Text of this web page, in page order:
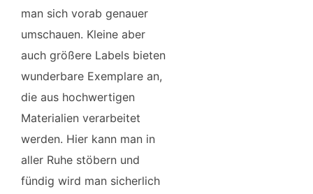
man sich vorab genauer
umschauen. Kleine aber
auch größere Labels bieten
wunderbare Exemplare an,
die aus hochwertigen
Materialien verarbeitet
werden. Hier kann man in
aller Ruhe stöbern und
fündig wird man sicherlich